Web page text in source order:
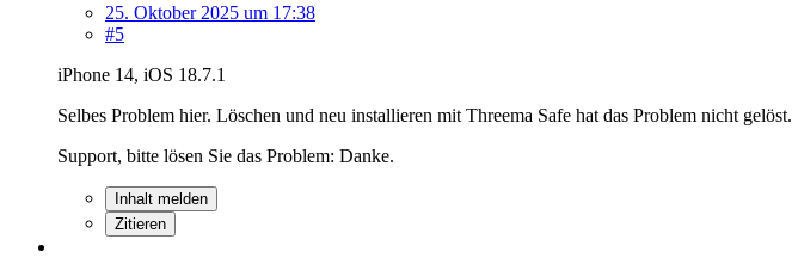
25. Oktober 2025 um 17:38
#5
iPhone 14, iOS 18.7.1
Selbes Problem hier. Löschen und neu installieren mit Threema Safe hat das Problem nicht gelöst.
Support, bitte lösen Sie das Problem: Danke.
Inhalt melden
Zitieren